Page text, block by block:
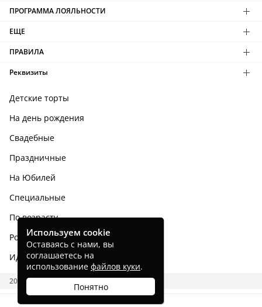
ПРОГРАММА ЛОЯЛЬНОСТИ
ЕЩЕ
ПРАВИЛА
Реквизиты
Детские торты
На день рождения
Свадебные
Праздничные
На Юбилей
Специальные
По возрасту
Родным и близким
Идеи тортов
2026 CAKES.RU
Используем cookie
Оставаясь с нами, вы
соглашаетесь на
использование файлов куки.
Понятно